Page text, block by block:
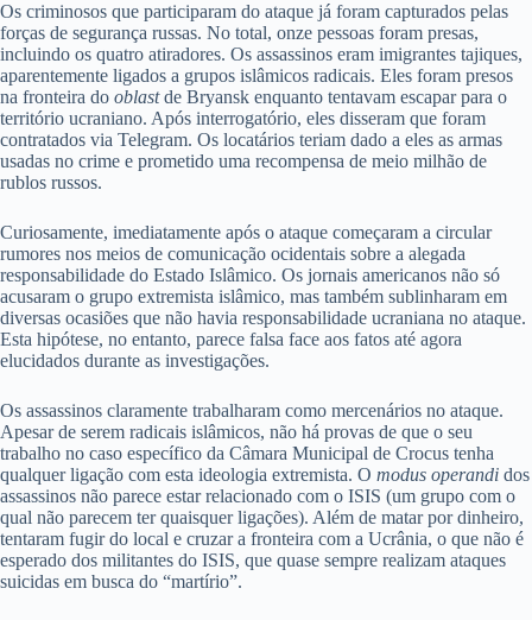
Os criminosos que participaram do ataque já foram capturados pelas
forças de segurança russas. No total, onze pessoas foram presas,
incluindo os quatro atiradores. Os assassinos eram imigrantes tajiques,
aparentemente ligados a grupos islâmicos radicais. Eles foram presos
na fronteira do oblastde Bryansk enquanto tentavam escapar para o
território ucraniano. Após interrogatório, eles disseram que foram
contratados via Telegram. Os locatários teriam dado a eles as armas
usadas no crime e prometido uma recompensa de meio milhão de
rublos russos.
Curiosamente, imediatamente após o ataque começaram a circular
rumores nos meios de comunicação ocidentais sobre a alegada
responsabilidade do Estado Islâmico. Os jornais americanos não só
acusaram o grupo extremista islâmico, mas também sublinharam em
diversas ocasiões que não havia responsabilidade ucraniana no ataque.
Esta hipótese, no entanto, parece falsa face aos fatos até agora
elucidados durante as investigações.
Os assassinos claramente trabalharam como mercenários no ataque.
Apesar de serem radicais islâmicos, não há provas de que o seu
trabalho no caso específico da Câmara Municipal de Crocus tenha
qualquer ligação com esta ideologia extremista. O modus operandi dos
assassinos não parece estar relacionado com o ISIS (um grupo com o
qual não parecem ter quaisquer ligações). Além de matar por dinheiro,
tentaram fugir do local e cruzar a fronteira com a Ucrânia, o que não é
esperado dos militantes do ISIS, que quase sempre realizam ataques
suicidas em busca do “martírio”.